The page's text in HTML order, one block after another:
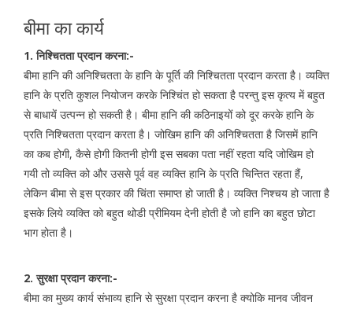
बीमा का कार्य
1. निश्चितता प्रदान करना:-
बीमा हानि की अनिश्चितता के हानि के पूर्ति की निश्चितता प्रदान करता है। व्यक्ति
हानि के प्रति कुशल नियोजन करके निश्चिंत हो सकता है परन्तु इस कृत्य में बहुत
से बाधायें उत्पन्न हो सकती है। बीमा हानि की कठिनाइयों को दूर करके हानि के
प्रति निश्चितता प्रदान करता है। जोखिम हानि की अनिश्चितता है जिसमें हानि
का कब होगी, कैसे होगी कितनी होगी इस सबका पता नहीं रहता यदि जोखिम हो
गयी तो व्यक्ति को और उससे पूर्व वह व्यक्ति हानि के प्रति चिन्तित रहता हैं,
लेकिन बीमा से इस प्रकार की चिंता समाप्त हो जाती है। व्यक्ति निश्चय हो जाता है
इसके लिये व्यक्ति को बहुत थोडी प्रीमियम देनी होती है जो हानि का बहुत छोटा
भाग होता है।
2. सुरक्षा प्रदान करना:-
बीमा का मुख्य कार्य संभाव्य हानि से सुरक्षा प्रदान करना है क्योकि मानव जीवन